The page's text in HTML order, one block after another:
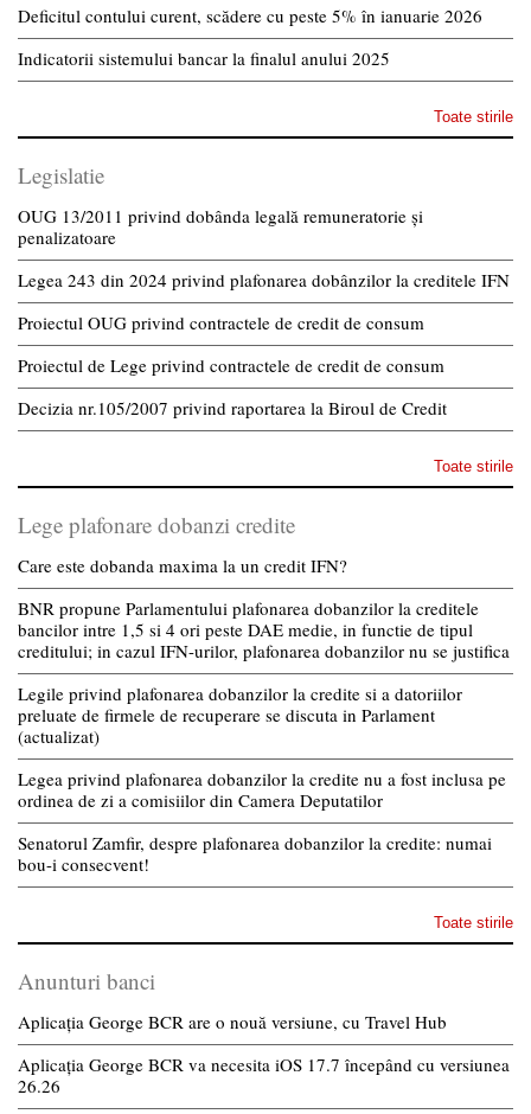
Deficitul contului curent, scădere cu peste 5% în ianuarie 2026
Indicatorii sistemului bancar la finalul anului 2025
Toate stirile
Legislatie
OUG 13/2011 privind dobânda legală remuneratorie și
penalizatoare
Legea 243 din 2024 privind plafonarea dobânzilor la creditele IFN
Proiectul OUG privind contractele de credit de consum
Proiectul de Lege privind contractele de credit de consum
Decizia nr.105/2007 privind raportarea la Biroul de Credit
Toate stirile
Lege plafonare dobanzi credite
Care este dobanda maxima la un credit IFN?
BNR propune Parlamentului plafonarea dobanzilor la creditele
bancilor intre 1,5 si 4 ori peste DAE medie, in functie de tipul
creditului; in cazul IFN-urilor, plafonarea dobanzilor nu se justifica
Legile privind plafonarea dobanzilor la credite si a datoriilor
preluate de firmele de recuperare se discuta in Parlament
(actualizat)
Legea privind plafonarea dobanzilor la credite nu a fost inclusa pe
ordinea de zi a comisiilor din Camera Deputatilor
Senatorul Zamfir, despre plafonarea dobanzilor la credite: numai
bou-i consecvent!
Toate stirile
Anunturi banci
Aplicația George BCR are o nouă versiune, cu Travel Hub
Aplicația George BCR va necesita iOS 17.7 începând cu versiunea
26.26